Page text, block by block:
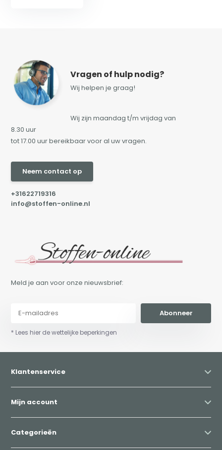
Vragen of hulp nodig?
Wij helpen je graag!
Wij zijn maandag t/m vrijdag van
8.30 uur
tot 17.00 uur bereikbaar voor al uw vragen.
Neem contact op
+31622719316
info@stoffen-online.nl
Meld je aan voor onze nieuwsbrief:
Abonneer
* Lees hier de wettelijke beperkingen
Klantenservice
Mijn account
Categorieën